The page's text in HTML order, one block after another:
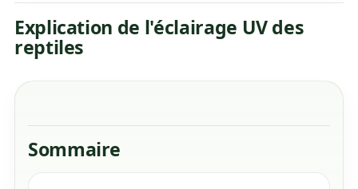
Explication de l'éclairage UV des
reptiles
Sommaire